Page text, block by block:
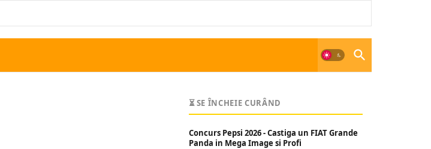
⏳ SE ÎNCHEIE CURÂND
Concurs Pepsi 2026 - Castiga un FIAT Grande
Panda in Mega Image si Profi